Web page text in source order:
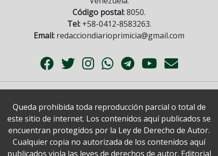
Código postal:8050.
Tel:+58-0412-8583263.
Email: redacciondiarioprimicia@gmail.com
Queda prohibida toda reproducción parcial o total de
este sitio de internet. Los contenidos aquí publicados se
encuentran protegidos por la Ley de Derecho de Autor.
Cualquier copia no autorizada de los contenidos aquí
publicados viola las leyes de derechos de autor. Editorial